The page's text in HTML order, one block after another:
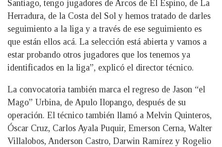
Santiago, tengo jugadores de Arcos de El Espino, de La
Herradura, de la Costa del Sol y hemos tratado de darles
seguimiento a la liga y a través de ese seguimiento es
que están ellos acá. La selección está abierta y vamos a
estar probando otros jugadores que los tenemos ya
identificados en la liga”, explicó el director técnico.
La convocatoria también marca el regreso de Jason “el
Mago” Urbina, de Apulo Ilopango, después de su
operación. El técnico también llamó a Melvin Quinteros,
Óscar Cruz, Carlos Ayala Puquir, Emerson Cerna, Walter
Villalobos, Anderson Castro, Darwin Ramírez y Rogelio